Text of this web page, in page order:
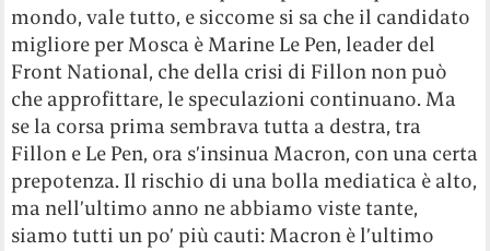
mondo, vale tutto, e siccome si sa che il candidato
migliore per Mosca è Marine Le Pen, leader del
Front National, che della crisi di Fillon non può
che approfittare, le speculazioni continuano. Ma
se la corsa prima sembrava tutta a destra, tra
Fillon e Le Pen, ora s’insinua Macron, con una certa
prepotenza. Il rischio di una bolla mediatica è alto,
ma nell’ultimo anno ne abbiamo viste tante,
siamo tutti un po’ più cauti: Macron è l’ultimo